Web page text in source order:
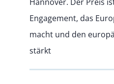
Engagement, das
macht und den
stärkt